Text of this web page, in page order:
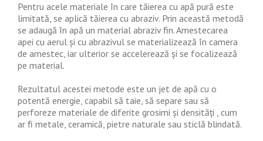
Pentru acele materiale în care tăierea cu apă pură este
limitată, se aplică tăierea cu abraziv. Prin această metodă
se adaugă în apă un material abraziv fin. Amestecarea
apei cu aerul și cu abrazivul se materializează în camera
de amestec, iar ulterior se accelerează și se focalizează
pe material.
Rezultatul acestei metode este un jet de apă cu o
potentă energie, capabil să taie, să separe sau să
perforeze materiale de diferite grosimi și densități , cum
ar fi metale, ceramică, pietre naturale sau sticlă blindată.